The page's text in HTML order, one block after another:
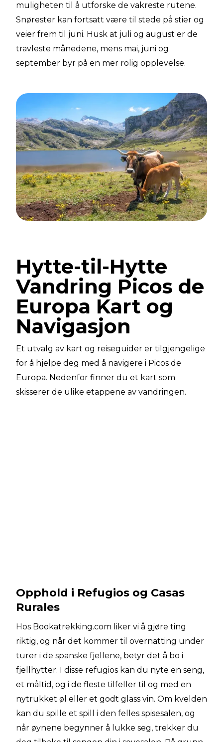
muligheten til å utforske de vakreste rutene.
Snørester kan fortsatt være til stede på stier og
veier frem til juni. Husk at juli og august er de
travleste månedene, mens mai, juni og
september byr på en mer rolig opplevelse.
Hytte-til-Hytte
Vandring Picos de
Europa Kart og
Navigasjon
Et utvalg av kart og reiseguider er tilgjengelige
for å hjelpe deg med å navigere i Picos de
Europa. Nedenfor finner du et kart som
skisserer de ulike etappene av vandringen.
Opphold i Refugios og Casas
Rurales
Hos Bookatrekking.com liker vi å gjøre ting
riktig, og når det kommer til overnatting under
turer i de spanske fjellene, betyr det å bo i
fjellhytter. I disse refugios kan du nyte en seng,
et måltid, og i de fleste tilfeller til og med en
nytrukket øl eller et godt glass vin. Om kvelden
kan du spille et spill i den felles spisesalen, og
når øynene begynner å lukke seg, trekker du